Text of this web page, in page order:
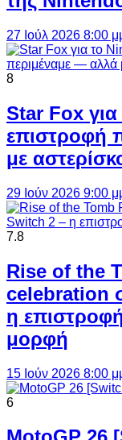
27 Ιούλ 2026 8:00
8
Star Fox
επιστροφή
με
29 Ιούν 2026 9:00
7.8
Rise of the
celebration
η
μορφή
15 Ιούν 2026 8:00
6